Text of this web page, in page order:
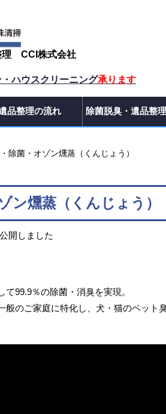
CCI株式会社
ハウスクリーニング承ります
品整理の流れ 除菌脱臭・遺品整
除菌・オゾン燻蒸（くんじょう）
ン燻蒸（くんじょう）
開しました
99.9％の除菌・消臭を実現。
般のご家庭に特化し、犬・猫のペット